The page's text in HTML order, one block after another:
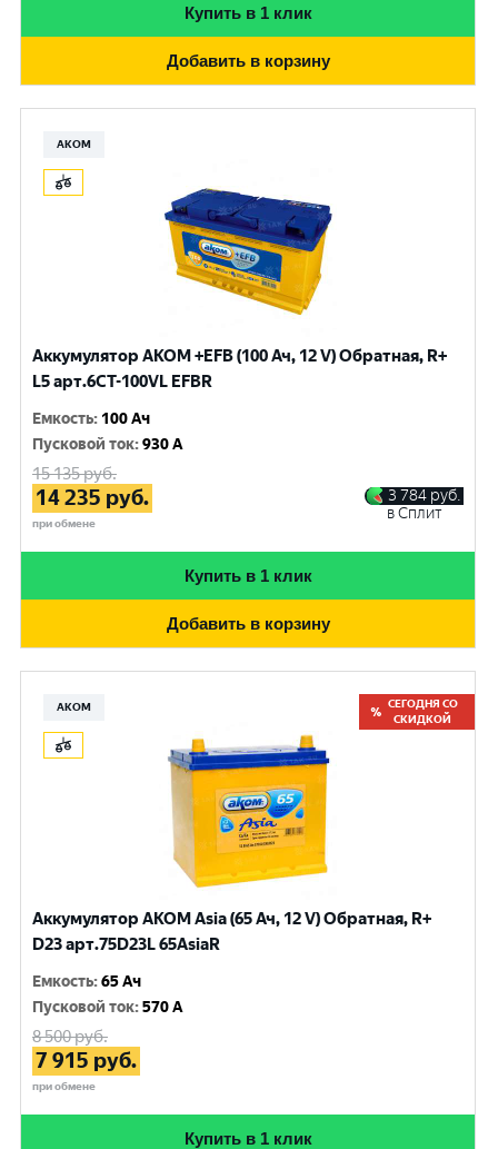
Купить в 1 клик
Добавить в корзину
АКОМ
Аккумулятор AKOM +EFB (100 Ач, 12 V) Обратная, R+
L5 арт.6СТ-100VL EFBR
Емкость: 100 Ач
Пусковой ток:930 A
15 135руб.
14 235 руб.
при обмене
3 784 руб.
в Сплит
Купить в 1 клик
Добавить в корзину
АКОМ
СЕГОДНЯ СО
СКИДКОЙ
Аккумулятор AKOM Asia (65 Ач, 12 V) Обратная, R+
D23 арт.75D23L 65AsiaR
Емкость:65 Ач
Пусковой ток:570 A
8 500руб.
7 915 руб.
при обмене
Купить в 1 клик